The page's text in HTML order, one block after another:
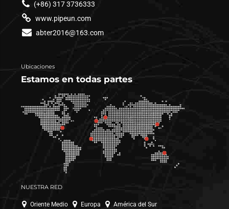
(+86) 317 3736333
www.pipeun.com
abter2016@163.com
Ubicaciones
Estamos en todas partes
NUESTRA RED
Oriente Medio Europa América del Sur